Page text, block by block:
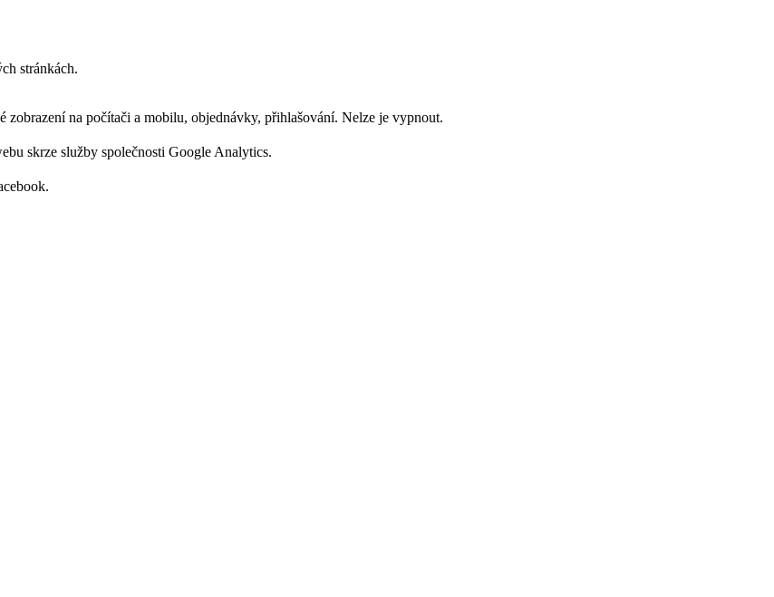
stránkách.
na počítači a mobilu, objednávky, přihlašování. Nelze je vypnout.
skrze služby společnosti Google Analytics.